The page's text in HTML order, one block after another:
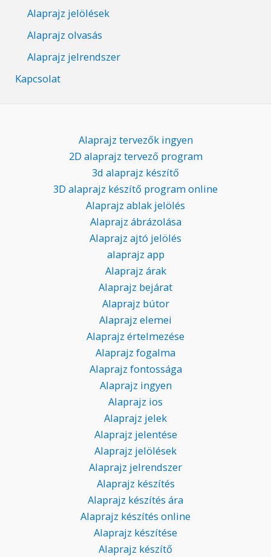
Alaprajz jelölések
Alaprajz olvasás
Alaprajz jelrendszer
Kapcsolat
Alaprajz tervezők ingyen
2D alaprajz tervező program
3d alaprajz készítő
3D alaprajz készítő program online
Alaprajz ablak jelölés
Alaprajz ábrázolása
Alaprajz ajtó jelölés
alaprajz app
Alaprajz árak
Alaprajz bejárat
Alaprajz bútor
Alaprajz elemei
Alaprajz értelmezése
Alaprajz fogalma
Alaprajz fontossága
Alaprajz ingyen
Alaprajz ios
Alaprajz jelek
Alaprajz jelentése
Alaprajz jelölések
Alaprajz jelrendszer
Alaprajz készítés
Alaprajz készítés ára
Alaprajz készítés online
Alaprajz készítése
Alaprajz készítő